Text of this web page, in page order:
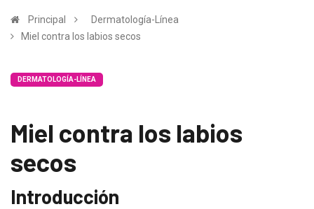
Principal
Dermatología-Línea
Miel contra los labios secos
DERMATOLOGÍA-LÍNEA
Miel contra los labios
secos
Introducción